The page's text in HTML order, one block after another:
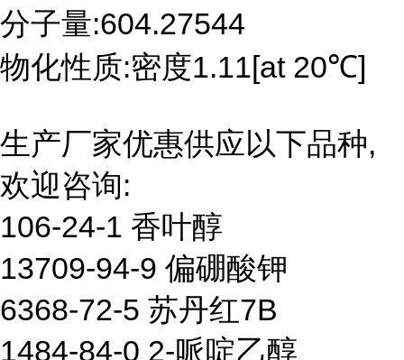
分子量:604.27544
物化性质:密度1.11[at 20℃]
生产厂家优惠供应以下品种,
欢迎咨询:
106-24-1 香叶醇
13709-94-9 偏硼酸钾
6368-72-5 苏丹红7B
1484-84-0 2-哌啶乙醇